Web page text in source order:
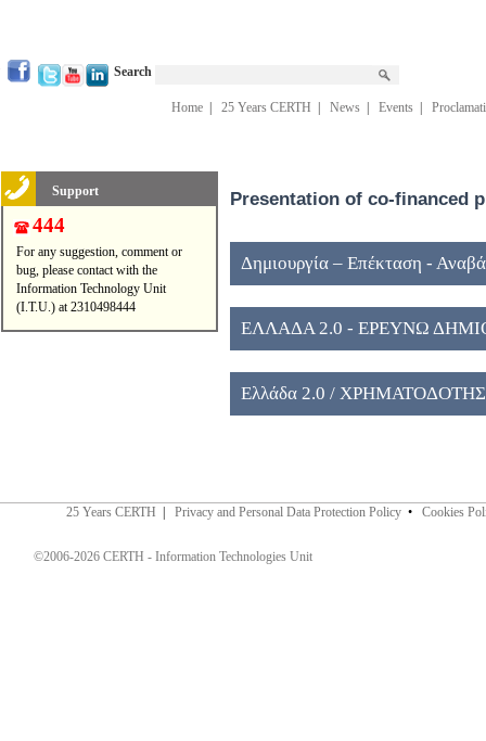
Search
Home 25 Years CERTH News Events
Support
444
For any suggestion, comment or
bug, please contact with the
Information Technology Unit
(I.T.U.) at 2310498444
Presentation of co-financed
Δημιουργία – Επέκταση -
Ερευνητικών Κέντρων
ΕΛΛΑΔΑ 2.0 - ΕΡΕΥΝΩ
Ελλάδα 2.0 /
25 Years CERTH Privacy and Personal Data Protection Policy • Cookies
©2006-2026 CERTH - Information Technologies Unit